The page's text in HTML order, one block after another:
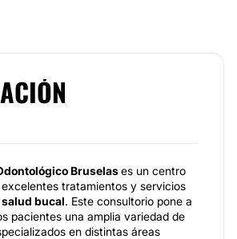
Bruselases un centro
tratamientos y servicios
salud bucal. Este consultorio pone a
pacientes una amplia variedad de
en distintas áreas